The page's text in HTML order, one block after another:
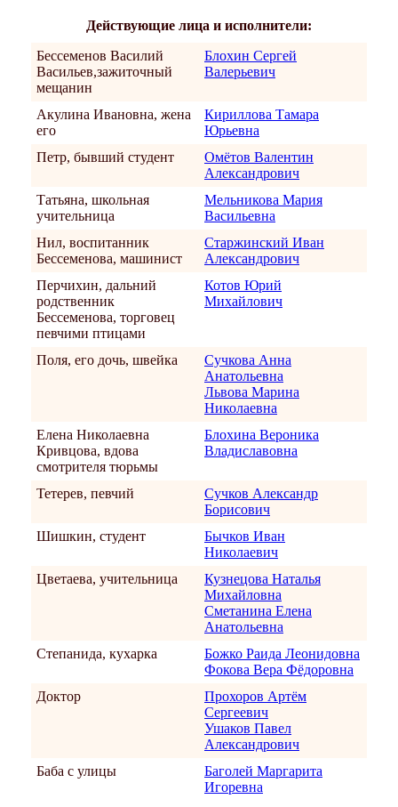
Действующие лица и исполнители:
Бессеменов Василий
Васильев,зажиточный
мещанин
Блохин Сергей
Валерьевич
Акулина Ивановна, жена
его
Кириллова Тамара
Юрьевна
Петр, бывший студент
Омётов Валентин
Александрович
Татьяна, школьная
учительница
Мельникова Мария
Васильевна
Нил, воспитанник
Бессеменова, машинист
Старжинский Иван
Александрович
Перчихин, дальний
родственник
Бессеменова, торговец
певчими птицами
Котов Юрий
Михайлович
Поля, его дочь, швейка
Сучкова Анна
Анатольевна
Львова Марина
Николаевна
Елена Николаевна
Кривцова, вдова
смотрителя тюрьмы
Блохина Вероника
Владиславовна
Тетерев, певчий
Сучков Александр
Борисович
Шишкин, студент
Бычков Иван
Николаевич
Цветаева, учительница
Кузнецова Наталья
Михайловна
Сметанина Елена
Анатольевна
Степанида, кухарка
Божко Раида Леонидовна
Фокова Вера Фёдоровна
Доктор
Прохоров Артём
Сергеевич
Ушаков Павел
Александрович
Баба с улицы
Баголей Маргарита
Игоревна